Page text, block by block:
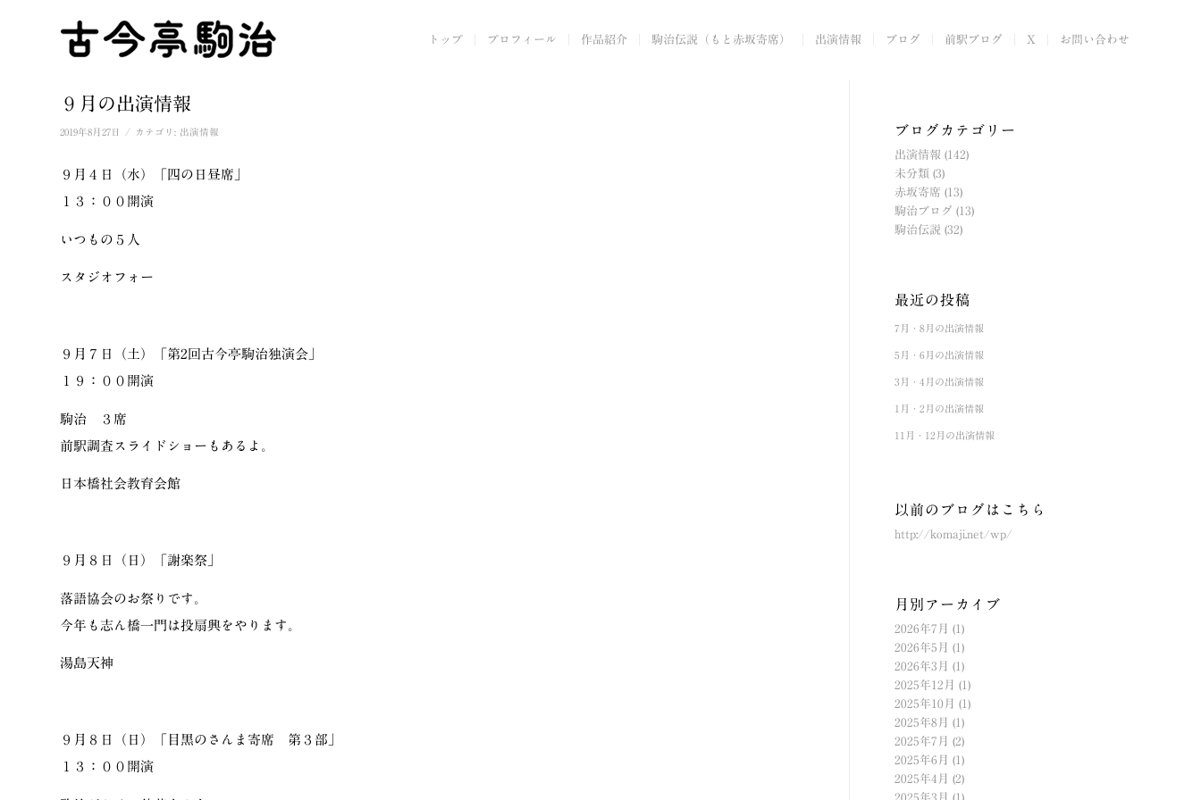
トップ プロフィール 作品紹介 駒治伝説（もと赤坂寄席） 出演情報 ブログ 前駅ブログ X お問い合わせ
９月の出演情報
2019年8月27日 / カテゴリ: 出演情報
９月４日（水）「四の日昼席」
１３：００開演
いつもの５人
スタジオフォー
９月７日（土）「第2回古今亭駒治独演会」
１９：００開演
駒治 ３席
前駅調査スライドショーもあるよ。
日本橋社会教育会館
９月８日（日）「謝楽祭」
落語協会のお祭りです。
今年も志ん橋一門は投扇興をやります。
湯島天神
９月８日（日）「目黒のさんま寄席 第３部」
１３：００開演
ブログカテゴリー
出演情報 (142)
未分類 (3)
赤坂寄席 (13)
駒治ブログ (13)
駒治伝説 (32)
最近の投稿
7月・8月の出演情報
5月・6月の出演情報
3月・4月の出演情報
1月・2月の出演情報
11月・12月の出演情報
以前のブログはこちら
http://komaji.net/wp/
月別アーカイブ
2026年7月
(1)
2026年5月
(1)
2026年3月
(1)
2025年12月
(1)
2025年10月
(1)
2025年8月
(1)
2025年7月
(2)
2025年6月
(1)
2025年4月
(2)